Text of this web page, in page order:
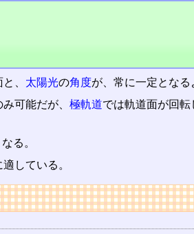
、 太陽光の角度が、常に一定とな
み可能だが、極軌道では軌道面が回
る。
している。